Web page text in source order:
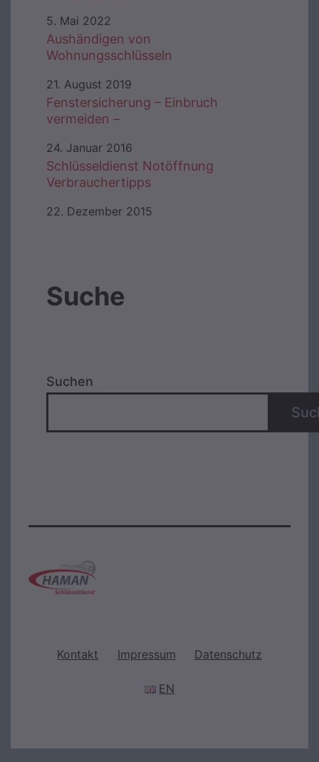
5. Mai 2022
Aushändigen von
Wohnungsschlüsseln
21. August 2019
Fenstersicherung – Einbruch
vermeiden –
24. Januar 2016
Schlüsseldienst Notöffnung
Verbrauchertipps
22. Dezember 2015
Suche
Suchen
Kontakt Impressum Datenschutz
EN